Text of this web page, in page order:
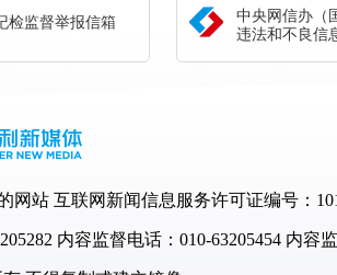
检监督举报信箱
中央网信办（
违法和不良信
站 互联网新闻信息服务许可证编号：
内容监督电话：010-63205454 内容